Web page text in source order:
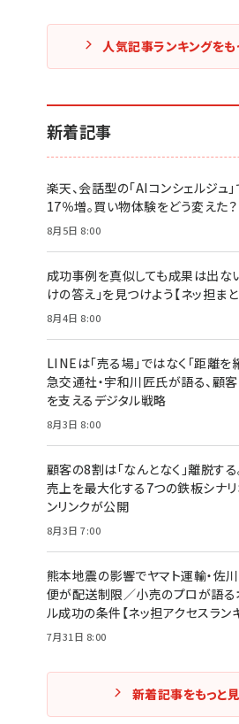
人気記事ランキングをも
新着記事
楽天、会話型の「AIコンシェルジュ
17％増。買い物体験をどう変えた？
8月5日 8:00
成功事例を真似しても成果は出ない
けの答え」を見つけよう【ネッ担まと
8月4日 8:00
LINEは「売る場」ではなく「距離を
急交通社・宇和川匠氏が語る、顧
を支えるデジタル戦略
8月3日 8:00
顧客の8割は「なんとなく」離脱する
売上を最大化する7つの鉄板シナリ
ンリンクが公開
8月3日 7:00
熊本地震の影響でヤマト運輸・佐
便が配送制限／小売のプロが語る
ル成功の条件【ネッ担アクセスラン
7月31日 8:00
新着記事をもっと